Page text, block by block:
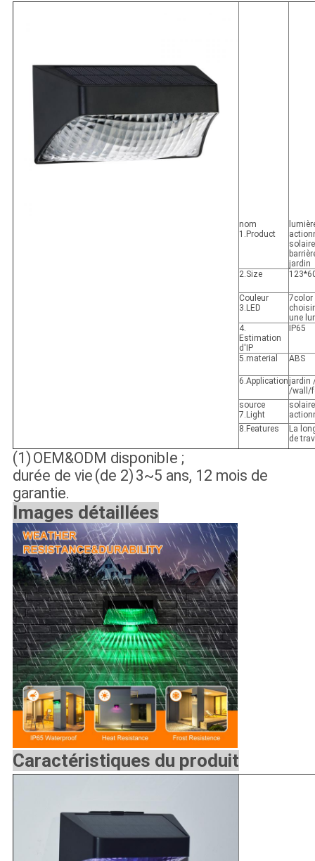
nom
1.Product
jardin
2.Size
Couleur
3.LED
7color
une
4.
Estimation
d'IP
IP65
5.material ABS
6.Application jardin
/wall/
source
7.Light
solaire
8.Features
La
de
(1) OEM&ODM disponible ;
durée de vie (de 2) 3~5 ans, 12 mois de
garantie.
Images détaillées
Caractéristiques du produit